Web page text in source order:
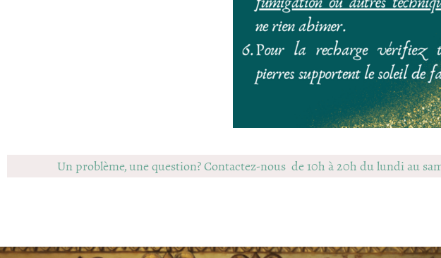
Un problème, une question? Contactez-nous de 10h à 20h du lundi au